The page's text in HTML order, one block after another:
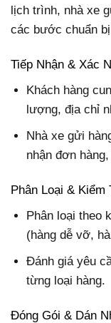
lịch trình, nhà xe
các bước chuẩn
Tiếp Nhận & Xác
Khách hàng
lượng, địa chỉ
Nhà xe gửi
nhận đơn
Phân Loại & Kiểm
Phân loại theo
(hàng dễ vỡ,
Đánh giá yêu
từng loại hàng.
Đóng Gói & Dán